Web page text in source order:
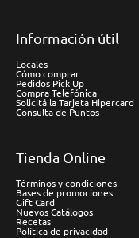
Información útil
Locales
Cómo comprar
Pedidos Pick Up
Compra Telefónica
Solicitá la Tarjeta Hipercard
Consulta de Puntos
Tienda Online
Términos y condiciones
Bases de promociones
Gift Card
Nuevos Catálogos
Recetas
Política de privacidad